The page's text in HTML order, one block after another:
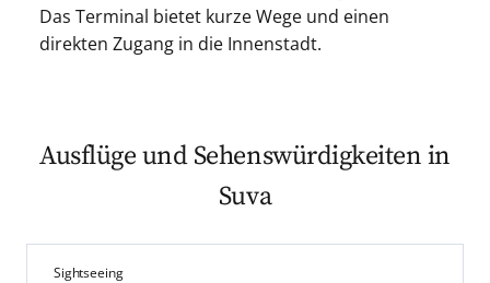
Das Terminal bietet kurze Wege und einen
direkten Zugang in die Innenstadt.
Ausflüge und Sehenswürdigkeiten in
Suva
Sightseeing